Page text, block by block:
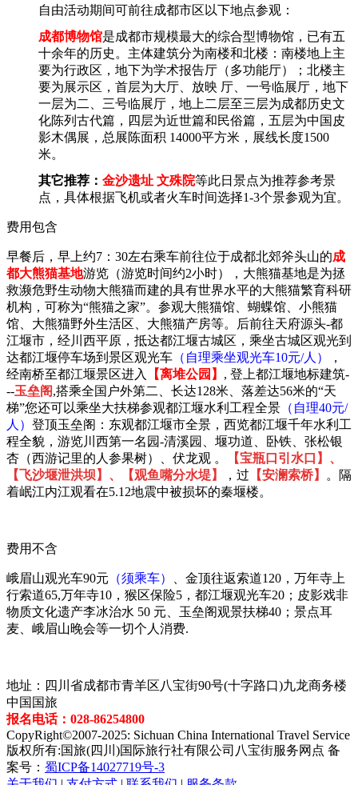
自由活动期间可前往成都市区以下地点参观：
成都博物馆是成都市规模最大的综合型博物馆，已有五
十余年的历史。主体建筑分为南楼和北楼：南楼地上主
要为行政区，地下为学术报告厅（多功能厅）；北楼主
要为展示区，首层为大厅、放映 厅、一号临展厅，地下
一层为二、三号临展厅，地上二层至三层为成都历史文
化陈列古代篇，四层为近世篇和民俗篇，五层为中国皮
影木偶展，总展陈面积 14000平方米，展线长度1500
米。
其它推荐： 金沙遗址 文殊院等此日景点为推荐参考景
点，具体根据飞机或者火车时间选择1-3个景参观为宜。
费用包含
早餐后， 早上约7：30左右乘车前往位于成都北郊斧头山的成
都大熊猫基地游览（游览时间约2小时），大熊猫基地是为拯
救濒危野生动物大熊猫而建的具有世界水平的大熊猫繁育科研
机构，可称为“熊猫之家”。参观大熊猫馆、蝴蝶馆、小熊猫
馆、大熊猫野外生活区、大熊猫产房等。
后前往天府源头-都
江堰市，经川西平原，抵达都江堰古城区 ， 乘坐古城区观光到
达都江堰停车场到景区观光车 （自理乘坐观光车10元/人）
，
经南桥至都江堰景区进入
【离堆公园】 , 登上都江堰地标建筑-
--玉垒阁,搭乘全国户外第二、长达128米、落差达56米的“天
梯”您还可以乘坐大扶梯参观都江堰水利工程全景 （自理40元/
人） 登顶玉垒阁：东观都江堰市全景，西览都江堰千年水利工
程全貌，游览川西第一名园-清溪园、堰功道、卧铁、张松银
杏（西游记里的人参果树）、伏龙观 。
【宝瓶口引水口】、
【飞沙堰泄洪坝】、【观鱼嘴分水堤】
，过 【安澜索桥】
。隔
着岷江内江观看在5.12地震中被损坏的秦堰楼。
费用不含
峨眉山观光车90元 （须乘车） 金顶往返索道120， 万年寺上
行索道65,万年寺10，猴区保险5， 都江堰观光车20；皮影戏非
物质文化遗产李冰治水 50 元
玉垒阁观景扶梯40；景点耳
麦、峨眉山晚会等一切个人消费.
地址：四川省成都市青羊区八宝街90号(十字路口)九龙商务楼
中国国旅
报名电话：028-86254800
CopyRight©2007-2025: Sichuan China International Travel Service
版权所有:国旅(四川)国际旅行社有限公司八宝街服务网点 备
案号： 蜀ICP备14027719号-3